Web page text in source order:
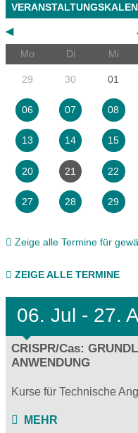
◀
Mo
Di Mi
29 30 01
06 07 08
13 14 15
20 21 22
27 28 29
Zeige alle Termine für
ZEIGE ALLE TERMINE
06. Jul - 27.
CRISPR/Cas:
ANWENDUNG
Kurse für Technische
MEHR